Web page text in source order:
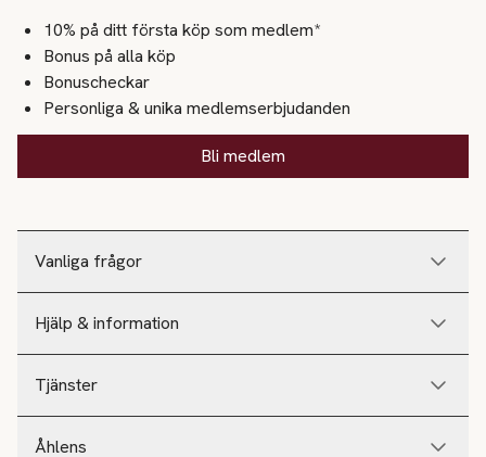
Vanliga frågor
Hjälp & information
Tjänster
Åhlens
10% på ditt första köp som medlem*
Bonus på alla köp
Bonuscheckar
Personliga & unika medlemserbjudanden
Bli medlem